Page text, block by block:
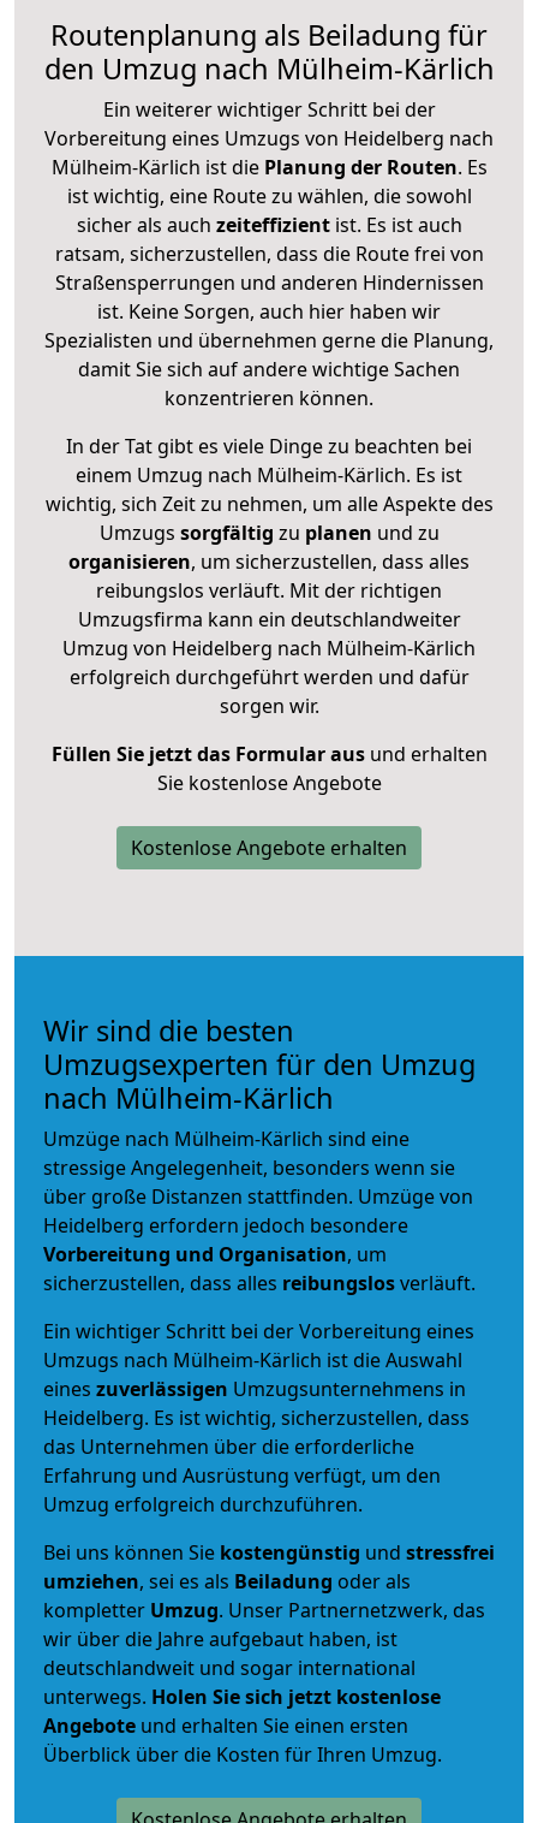
Routenplanung als Beiladung für
den Umzug nach Mülheim-Kärlich
Ein weiterer wichtiger Schritt bei der
Vorbereitung eines Umzugs von Heidelberg nach
Mülheim-Kärlich ist diePlanung der Routen. Es
ist wichtig, eine Route zu wählen, die sowohl
sicher als auch zeiteffizientist. Es ist auch
ratsam, sicherzustellen, dass die Route frei von
Straßensperrungen und anderen Hindernissen
ist. Keine Sorgen, auch hier haben wir
Spezialisten und übernehmen gerne die Planung,
damit Sie sich auf andere wichtige Sachen
konzentrieren können.
In der Tat gibt es viele Dinge zu beachten bei
einem Umzug nach Mülheim-Kärlich. Es ist
wichtig, sich Zeit zu nehmen, um alle Aspekte des
Umzugs sorgfältig zu planen und zu
organisieren, um sicherzustellen, dass alles
reibungslos verläuft. Mit der richtigen
Umzugsfirma kann ein deutschlandweiter
Umzug von Heidelberg nach Mülheim-Kärlich
erfolgreich durchgeführt werden und dafür
sorgen wir.
Füllen Sie jetzt das Formular ausund erhalten
Sie kostenlose Angebote
Kostenlose Angebote erhalten
Wir sind die besten
Umzugsexperten für den Umzug
nach Mülheim-Kärlich
Umzüge nach Mülheim-Kärlich sind eine
stressige Angelegenheit, besonders wenn sie
über große Distanzen stattfinden. Umzüge von
Heidelberg erfordern jedoch besondere
Vorbereitung und Organisation, um
sicherzustellen, dass alles reibungslosverläuft.
Ein wichtiger Schritt bei der Vorbereitung eines
Umzugs nach Mülheim-Kärlich ist die Auswahl
eines zuverlässigen Umzugsunternehmens in
Heidelberg. Es ist wichtig, sicherzustellen, dass
das Unternehmen über die erforderliche
Erfahrung und Ausrüstung verfügt, um den
Umzug erfolgreich durchzuführen.
Bei uns können Sie kostengünstig und stressfrei
umziehen, sei es als Beiladung oder als
kompletter Umzug. Unser Partnernetzwerk, das
wir über die Jahre aufgebaut haben, ist
deutschlandweit und sogar international
unterwegs. Holen Sie sich jetzt kostenlose
Angebote und erhalten Sie einen ersten
Überblick über die Kosten für Ihren Umzug.